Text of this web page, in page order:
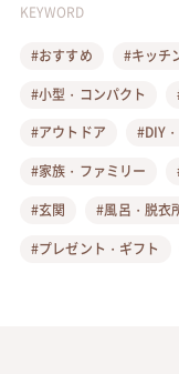
KEYWORD
#おすすめ #キッチ
#小型・コンパクト
#アウトドア
#DIY
#家族・ファミリー
#玄関
#風呂・脱衣
#プレゼント・ギフト